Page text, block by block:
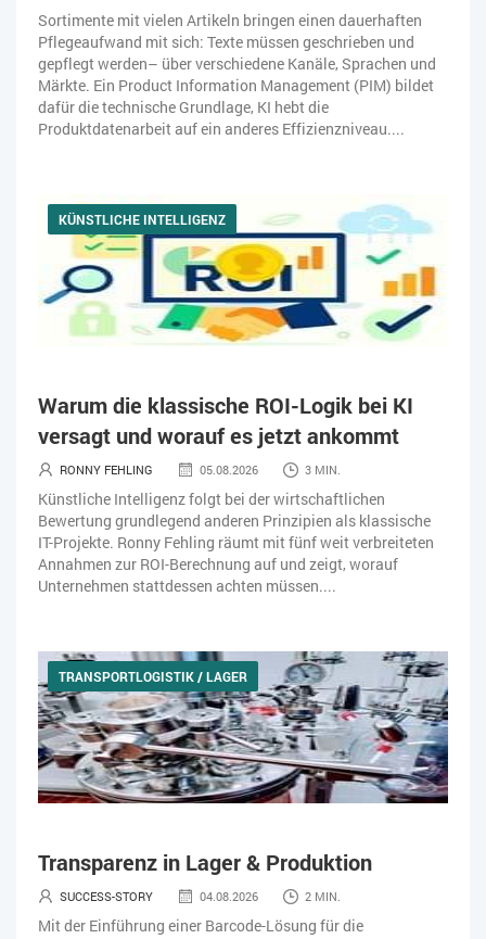
Sortimente mit vielen Artikeln bringen einen dauerhaften
Pflegeaufwand mit sich: Texte müssen geschrieben und
gepflegt werden– über verschiedene Kanäle, Sprachen und
Märkte. Ein Product Information Management (PIM) bildet
dafür die technische Grundlage, KI hebt die
Produktdatenarbeit auf ein anderes Effizienzniveau....
KÜNSTLICHE INTELLIGENZ
Warum die klassische ROI-Logik bei KI
versagt und worauf es jetzt ankommt
RONNY FEHLING 05.08.2026 3 MIN.
Künstliche Intelligenz folgt bei der wirtschaftlichen
Bewertung grundlegend anderen Prinzipien als klassische
IT-Projekte. Ronny Fehling räumt mit fünf weit verbreiteten
Annahmen zur ROI-Berechnung auf und zeigt, worauf
Unternehmen stattdessen achten müssen....
TRANSPORTLOGISTIK / LAGER
Transparenz in Lager & Produktion
SUCCESS-STORY 04.08.2026 2 MIN.
Mit der Einführung einer Barcode-Lösung für die